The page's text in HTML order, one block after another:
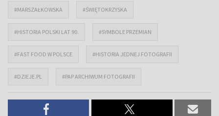
#MARSZAŁKOWSKA #ŚWIĘTOKRZYSKA
#HISTORIA POLSKI LAT 90. #SYMBOLE PRZEMIAN
#FAST FOOD W POLSCE #HISTORIA JEDNEJ FOTOGRAFII
#DZIEJE.PL #PAP ARCHIWUM FOTOGRAFII